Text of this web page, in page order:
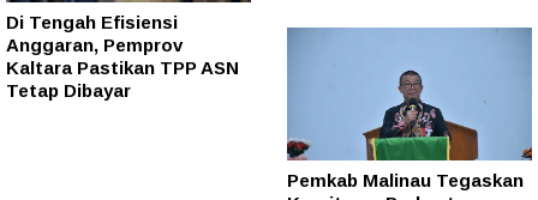
Di Tengah Efisiensi
Anggaran, Pemprov
Kaltara Pastikan TPP ASN
Tetap Dibayar
Pemkab Malinau Tegaskan